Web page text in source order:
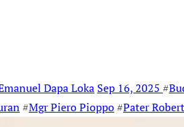
Dapa Loka Sep 16, 2025 #
#Mgr Piero Pioppo#Pater